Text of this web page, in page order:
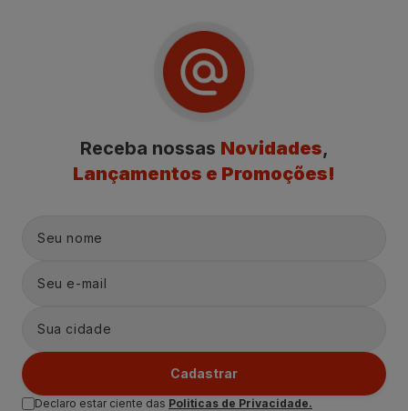
Receba nossas Novidades,
Lançamentos e Promoções!
Cadastrar
Declaro estar ciente das Politicas de Privacidade.